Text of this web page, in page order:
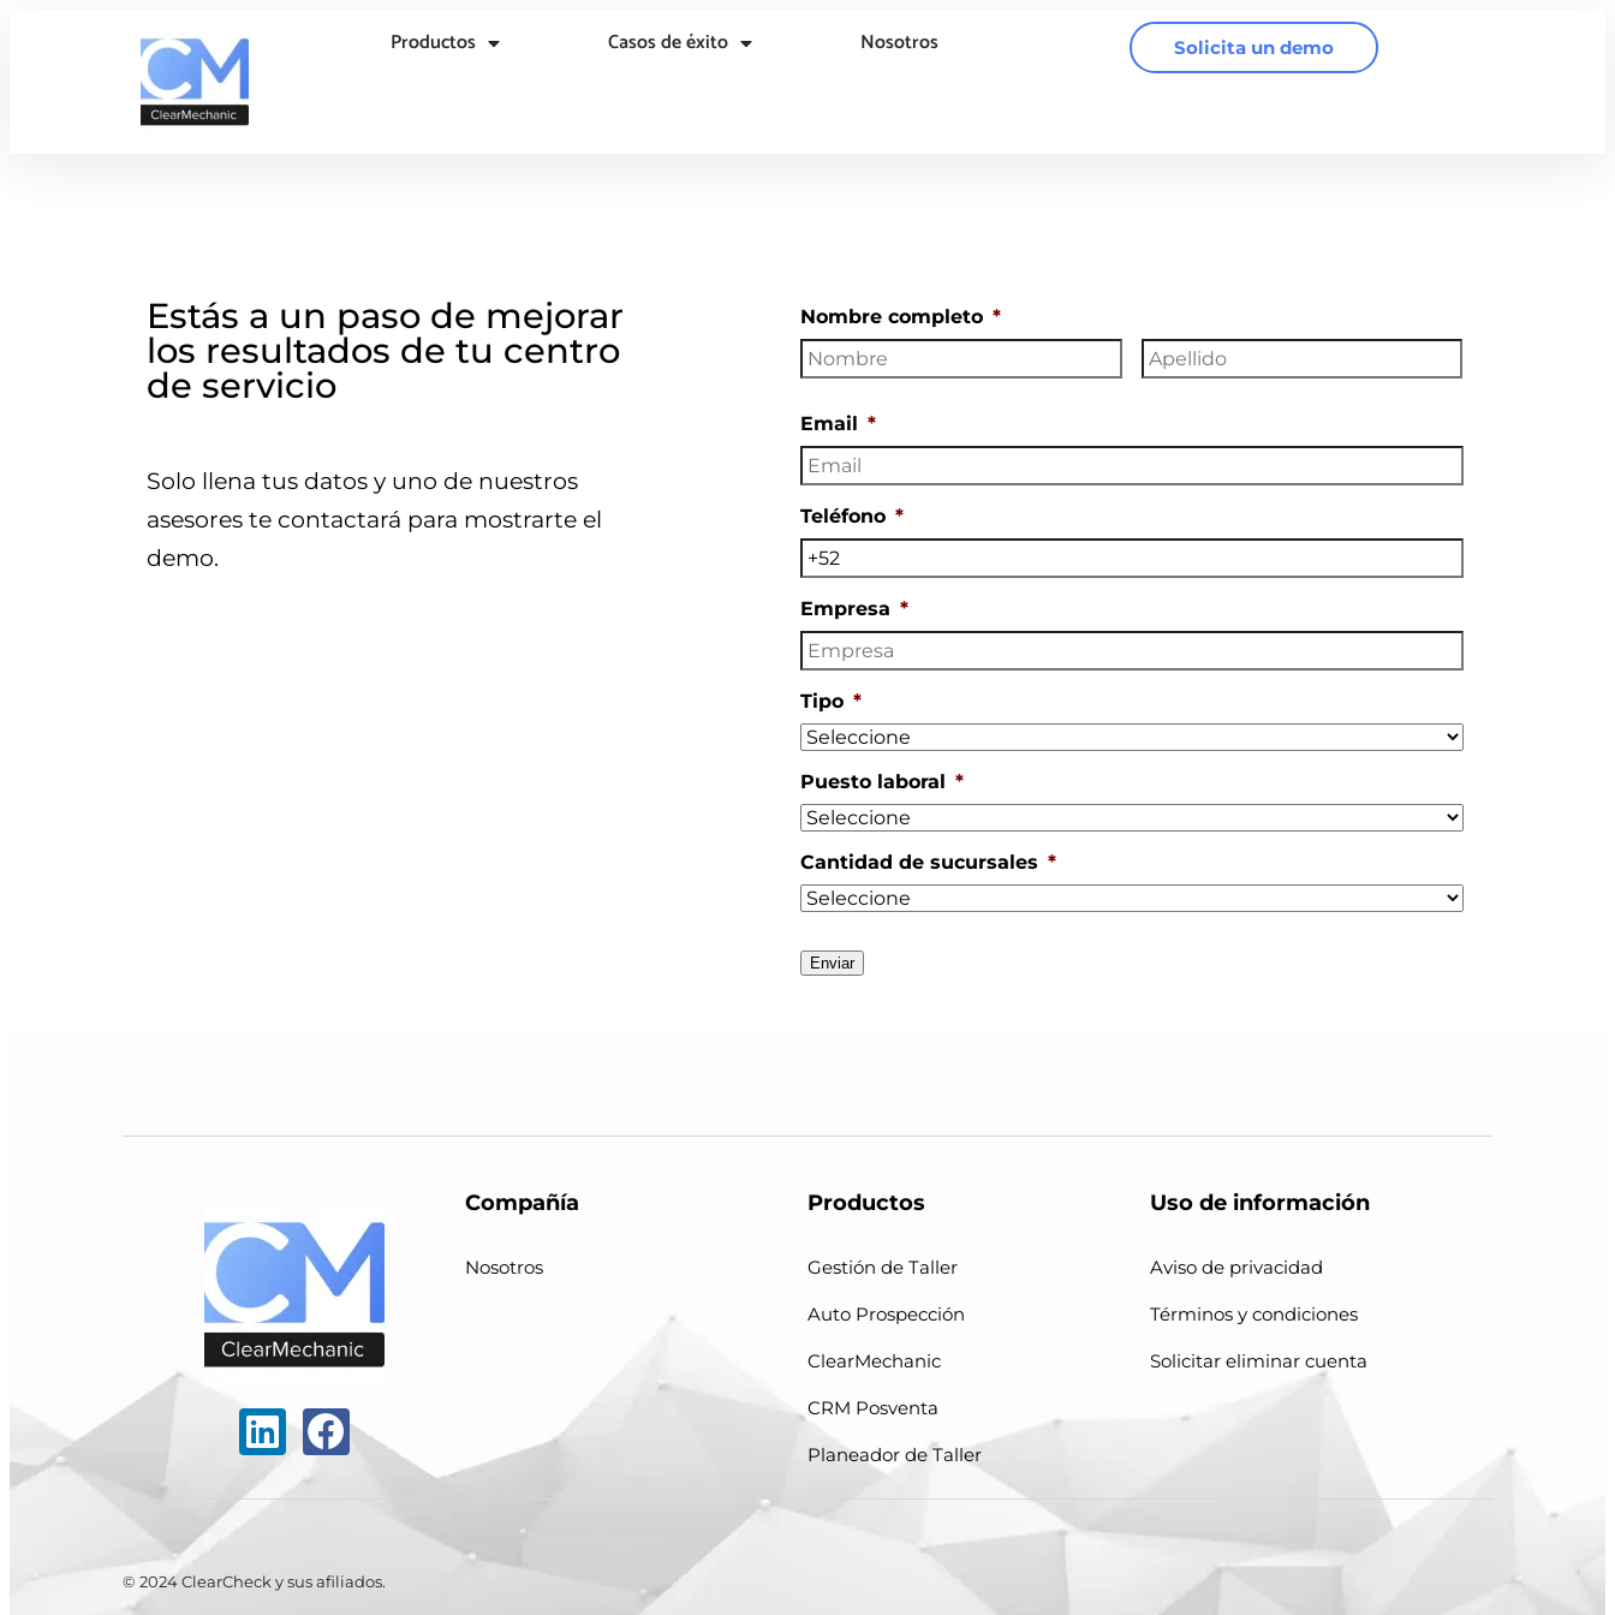
Productos Casos de éxito Nosotros Solicita un demo
Estás a un paso de mejorar
los resultados de tu centro
de servicio
Solo llena tus datos y uno de nuestros
asesores te contactará para mostrarte el
demo.
Nombre completo *
Email *
Teléfono *
Empresa *
Tipo *
Puesto laboral *
Cantidad de sucursales *
Enviar
Compañía
Nosotros
Productos
Gestión de Taller
Auto Prospección
ClearMechanic
CRM Posventa
Planeador de Taller
Uso de información
Aviso de privacidad
Términos y condiciones
Solicitar eliminar cuenta
© 2024 ClearCheck y sus afiliados.